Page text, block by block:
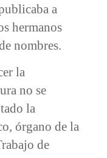
a
hermanos
nombres.
la
no se
la
órgano de la
de